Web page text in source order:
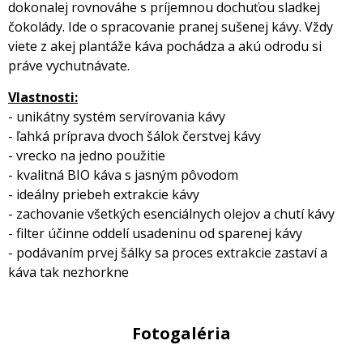
dokonalej rovnováhe s príjemnou dochuťou sladkej
čokolády. Ide o spracovanie pranej sušenej kávy. Vždy
viete z akej plantáže káva pochádza a akú odrodu si
práve vychutnávate.
Vlastnosti:
- unikátny systém servírovania kávy
- ľahká príprava dvoch šálok čerstvej kávy
- vrecko na jedno použitie
- kvalitná BIO káva s jasným pôvodom
- ideálny priebeh extrakcie kávy
- zachovanie všetkých esenciálnych olejov a chutí kávy
- filter účinne oddelí usadeninu od sparenej kávy
- podávaním prvej šálky sa proces extrakcie zastaví a
káva tak nezhorkne
Fotogaléria